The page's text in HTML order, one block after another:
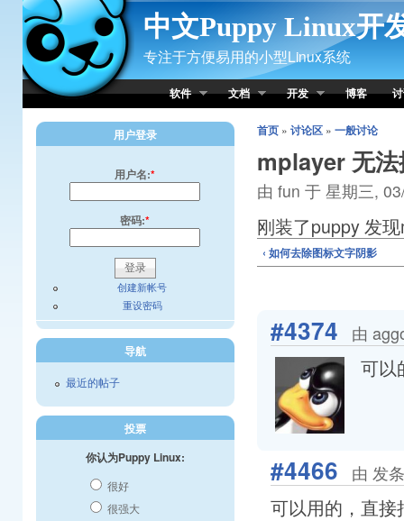
Skip to Content
中文Puppy Linux开
专注于方便易用的小型Linux系统
软件 文档 开发 博客
首页» 讨论区» 一般讨论
mplayer 无
由 fun 于 星期三,
刚装了puppy 发
‹ 如何去除图标文字阴影
#4374 由
可以
#4466 由 发
可以用的，直
用户登录
用户名:*
密码:*
创建新帐号
重设密码
导航
最近的帖子
投票
你认为Puppy Linux:
很好
很强大